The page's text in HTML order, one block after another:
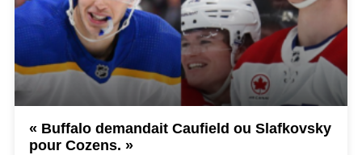
« Buffalo demandait Caufield ou Slafkovsky
pour Cozens. »